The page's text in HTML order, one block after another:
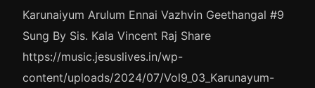
Karunaiyum Arulum Ennai Vazhvin Geethangal #9
Sung By Sis. Kala Vincent Raj Share
https://music.jesuslives.in/wp-
content/uploads/2024/07/Vol9_03_Karunayum-